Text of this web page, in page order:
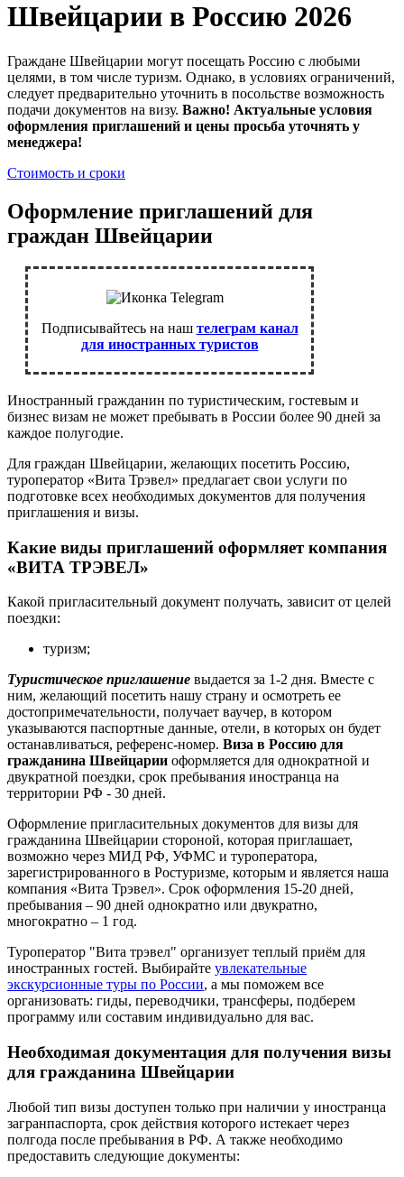
Швейцарии в Россию 2026
Граждане Швейцарии могут посещать Россию с любыми
целями, в том числе туризм. Однако, в условиях ограничений,
следует предварительно уточнить в посольстве возможность
подачи документов на визу. Важно! Актуальные условия
оформления приглашений и цены просьба уточнять у
менеджера!
Стоимость и сроки
Оформление приглашений для
граждан Швейцарии
Подписывайтесь на наш телеграм канал
для иностранных туристов
Иностранный гражданин по туристическим, гостевым и
бизнес визам не может пребывать в России более 90 дней за
каждое полугодие.
Для граждан Швейцарии, желающих посетить Россию,
туроператор «Вита Трэвел» предлагает свои услуги по
подготовке всех необходимых документов для получения
приглашения и визы.
Какие виды приглашений оформляет компания
«ВИТА ТРЭВЕЛ»
Какой пригласительный документ получать, зависит от целей
поездки:
туризм;
Туристическое приглашение выдается за 1-2 дня. Вместе с
ним, желающий посетить нашу страну и осмотреть ее
достопримечательности, получает ваучер, в котором
указываются паспортные данные, отели, в которых он будет
останавливаться, референс-номер. Виза в Россию для
гражданина Швейцарии оформляется для однократной и
двукратной поездки, срок пребывания иностранца на
территории РФ - 30 дней.
Оформление пригласительных документов для визы для
гражданина Швейцарии стороной, которая приглашает,
возможно через МИД РФ, УФМС и туроператора,
зарегистрированного в Ростуризме, которым и является наша
компания «Вита Трэвел». Срок оформления 15-20 дней,
пребывания – 90 дней однократно или двукратно,
многократно – 1 год.
Туроператор "Вита трэвел" организует теплый приём для
иностранных гостей. Выбирайте увлекательные
экскурсионные туры по России, а мы поможем все
организовать: гиды, переводчики, трансферы, подберем
программу или составим индивидуально для вас.
Необходимая документация для получения визы
для гражданина Швейцарии
Любой тип визы доступен только при наличии у иностранца
загранпаспорта, срок действия которого истекает через
полгода после пребывания в РФ. А также необходимо
предоставить следующие документы: